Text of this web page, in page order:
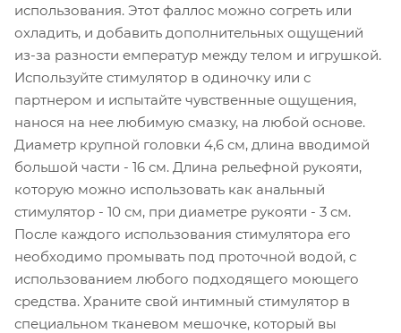
использования. Этот фаллос можно согреть или
охладить, и добавить дополнительных ощущений
из-за разности емператур между телом и игрушкой.
Используйте стимулятор в одиночку или с
партнером и испытайте чувственные ощущения,
нанося на нее любимую смазку, на любой основе.
Диаметр крупной головки 4,6 см, длина вводимой
большой части - 16 см. Длина рельефной рукояти,
которую можно использовать как анальный
стимулятор - 10 см, при диаметре рукояти - 3 см.
После каждого использования стимулятора его
необходимо промывать под проточной водой, с
использованием любого подходящего моющего
средства. Храните свой интимный стимулятор в
специальном тканевом мешочке, который вы